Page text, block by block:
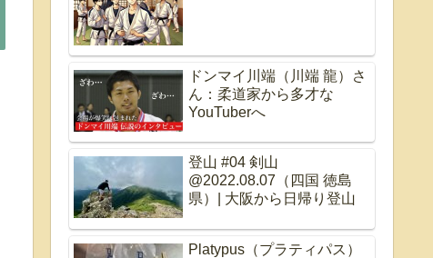
ドンマイ川端（川端 龍）さ
ん：柔道家から多才な
YouTuberへ
登山 #04 剣山
@2022.08.07（四国 徳島
県）| 大阪から日帰り登山
Platypus（プラティパス）